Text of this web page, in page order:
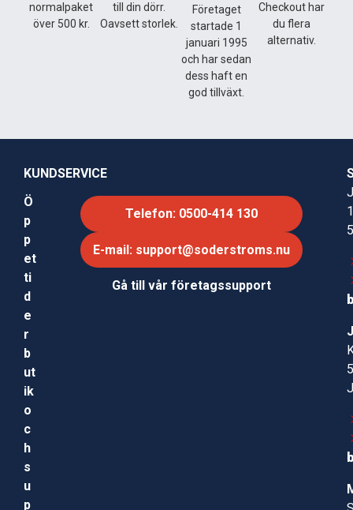
normalpaket
över 500 kr.
till din dörr.
Oavsett storlek.
Företaget
startade 1
januari 1995
och har sedan
dess haft en
god tillväxt.
Checkout har
du flera
alternativ.
KUNDSERVICE
Ö
p
p
et
ti
d
e
r
b
ut
ik
o
c
h
s
u
p
Telefon: 0500-414 130
E-mail: support@soderstroms.nu
Gå till vår företagssupport